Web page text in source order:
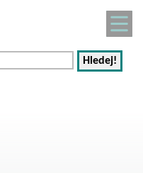
Hledej!